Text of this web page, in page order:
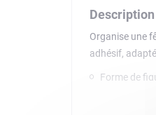
Description
Organise une
adhésif,
Forme de